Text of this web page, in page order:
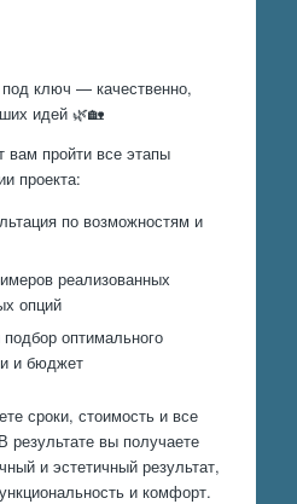
ключ — качественно,
идей 🌿🏡
пройти все этапы
проекта:
по возможностям и
реализованных
опций
оптимального
и бюджет
сроки, стоимость и все
результате вы получаете
и эстетичный результат,
и комфорт.